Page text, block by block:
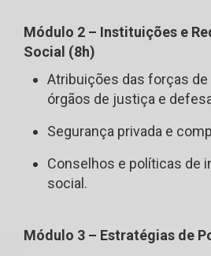
Módulo 2 – Instituições e
Social (8h)
Atribuições das forças de
órgãos de justiça e
Segurança privada e
Conselhos e políticas de
social.
Módulo 3 – Estratégias de